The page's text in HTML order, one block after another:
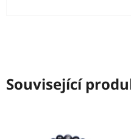
Související